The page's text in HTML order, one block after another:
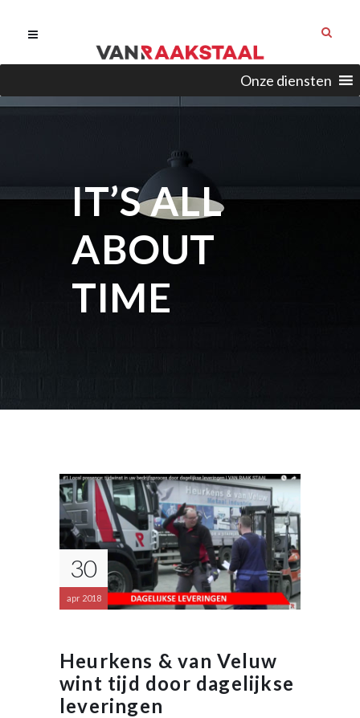
Onze diensten
IT’S ALL
ABOUT
TIME
30
apr 2018
Heurkens & van Veluw
wint tijd door dagelijkse
leveringen